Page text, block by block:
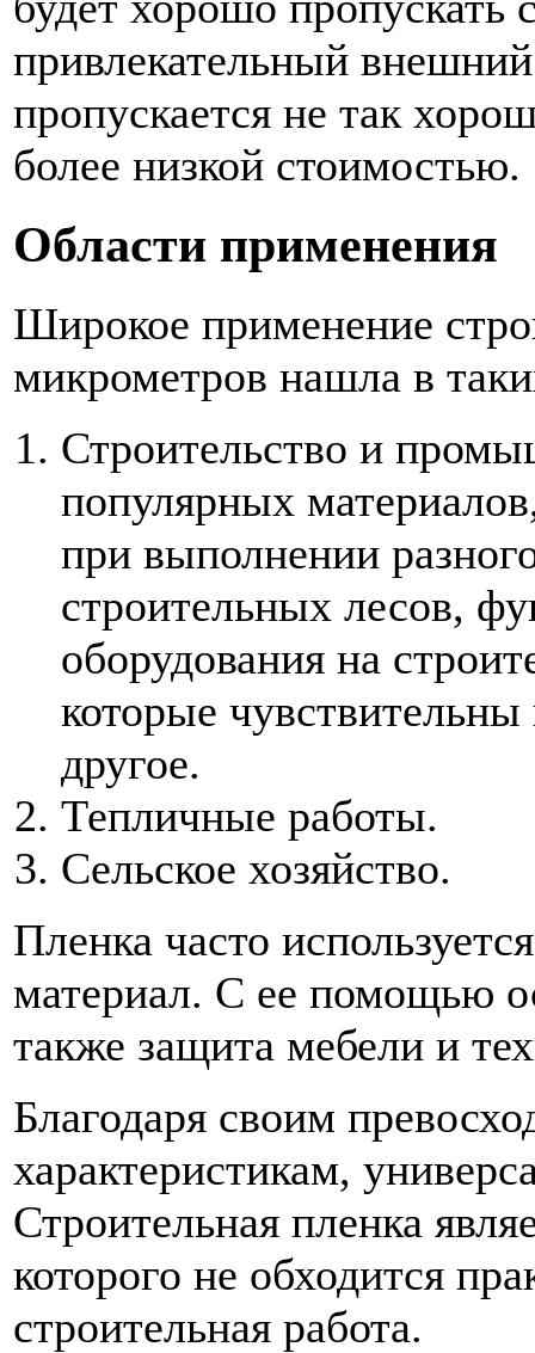
привлекательный
пропускается не так
более низкой стоимостью.
Области применения
Широкое применение
микрометров нашла в
Строительство и
популярных
при выполнении
строительных лесов,
оборудования на
которые
другое.
Тепличные работы.
Сельское хозяйство.
Пленка часто
материал. С ее помощью
также защита мебели и
Благодаря своим
характеристикам,
Строительная пленка
которого не обходится
строительная работа.